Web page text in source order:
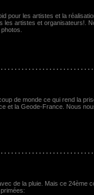
pour les artistes et la
les artistes et organisateurs!.
de monde ce qui rend la
et la Geode-France. Nous
de la pluie. Mais ce 24ème